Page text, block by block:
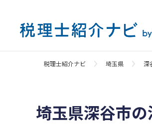
税理士紹介ナビ 埼玉県 深
埼玉県深谷市